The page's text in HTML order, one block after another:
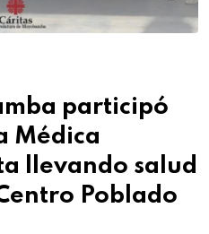
participó
Médica
llevando salud
Poblado